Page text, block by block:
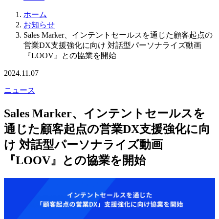
ホーム
お知らせ
Sales Marker、インテントセールスを通じた顧客起点の
営業DX支援強化に向け 対話型パーソナライズ動画
『LOOV』との協業を開始
2024.11.07
ニュース
Sales Marker、インテントセールスを
通じた顧客起点の営業DX支援強化に向
け 対話型パーソナライズ動画
『LOOV』との協業を開始